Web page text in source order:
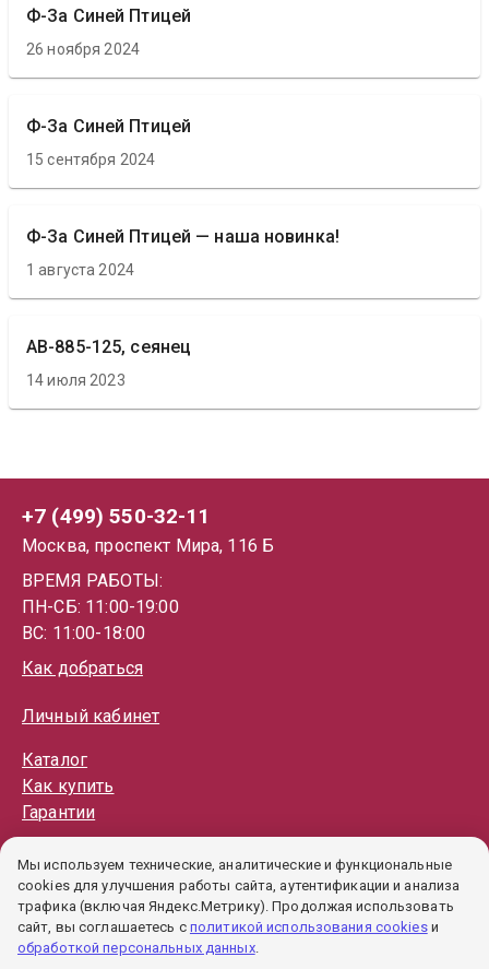
Ф-За Синей Птицей
26 ноября 2024
Ф-За Синей Птицей
15 сентября 2024
Ф-За Синей Птицей — наша новинка!
1 августа 2024
АВ-885-125, сеянец
14 июля 2023
+7 (499) 550-32-11
Москва, проспект Мира, 116 Б
ВРЕМЯ РАБОТЫ:
ПН-СБ: 11:00-19:00
ВС: 11:00-18:00
Как добраться
Личный кабинет
Каталог
Как купить
Гарантии
Пользовательское соглашение
Политика cookie
Мы используем технические, аналитические и функциональные
cookies для улучшения работы сайта, аутентификации и анализа
трафика (включая Яндекс.Метрику). Продолжая использовать
сайт, вы соглашаетесь с политикой использования cookies и
обработкой персональных данных.